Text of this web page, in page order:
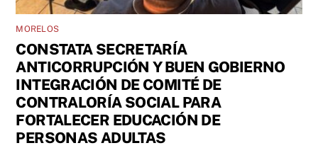
MORELOS
CONSTATA SECRETARÍA
ANTICORRUPCIÓN Y BUEN GOBIERNO
INTEGRACIÓN DE COMITÉ DE
CONTRALORÍA SOCIAL PARA
FORTALECER EDUCACIÓN DE
PERSONAS ADULTAS